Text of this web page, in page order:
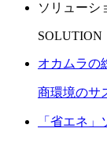
ソリューシ
SOLUTION
オカムラの
商環境のサ
「省エネ